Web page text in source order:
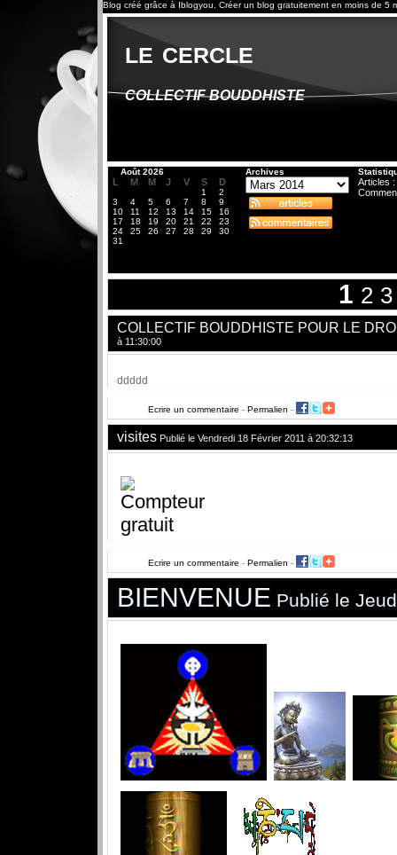
Blog créé grâce à Iblogyou Créer un blog gratuitement en moins de 5
le cercle
COLLECTIF BOUDDHISTE
Août 2026
L M M J V S D
1
2
3
4 5 6 7 8
9
10
11 12 13 14 15
16
17
18 19 20 21 22
23
24
25 26 27 28 29
30
31
Archives
Articles :
1 2 3
COLLECTIF BOUDDHISTE POUR LE
à 11:30:00
ddddd
Ecrire un commentaire - Permalien -
visites Publié le Vendredi 18 Février 2011 à 20:32:13
Ecrire un commentaire - Permalien -
BIENVENUE Publié le